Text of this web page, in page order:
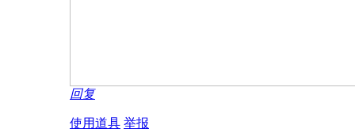
回复
使用道具 举报